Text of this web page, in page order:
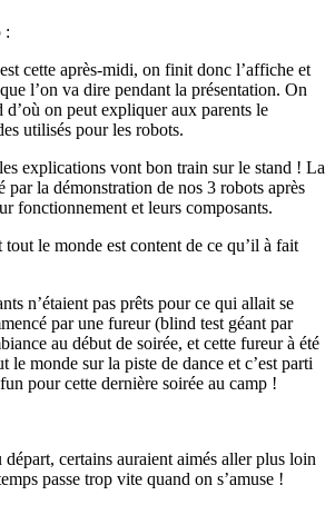
:
cette après-midi, on finit donc l’affiche et
l’on va dire pendant la présentation. On
d’où on peut expliquer aux parents le
utilisés pour les robots.
explications vont bon train sur le stand ! La
par la démonstration de nos 3 robots après
fonctionnement et leurs composants.
le monde est content de ce qu’il à fait
n’étaient pas prêts pour ce qui allait se
par une fureur (blind test géant par
au début de soirée, et cette fureur à été
le monde sur la piste de dance et c’est parti
pour cette dernière soirée au camp !
départ, certains auraient aimés aller plus loin
passe trop vite quand on s’amuse !